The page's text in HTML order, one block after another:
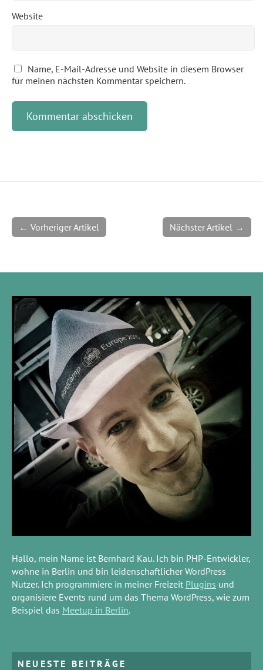
Website
Name, E-Mail-Adresse und Website in diesem Browser
für meinen nächsten Kommentar speichern.
Nächster Artikel →
← Vorheriger Artikel
Hallo, mein Name ist Bernhard Kau. Ich bin PHP-Entwickler,
wohne in Berlin und bin leidenschaftlicher WordPress
Nutzer. Ich programmiere in meiner Freizeit Plugins und
organisiere Events rund um das Thema WordPress, wie zum
Beispiel das Meetup in Berlin.
NEUESTE BEITRÄGE